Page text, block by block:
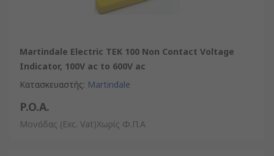
Martindale Electric TEK 100 Non Contact Voltage
Indicator, 100V ac to 600V ac
Κατασκευαστής: Martindale
P.O.A.
Μονάδας (Exc. Vat)Χωρίς Φ.Π.Α